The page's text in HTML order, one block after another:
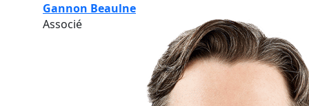
Gannon Beaulne
Associé